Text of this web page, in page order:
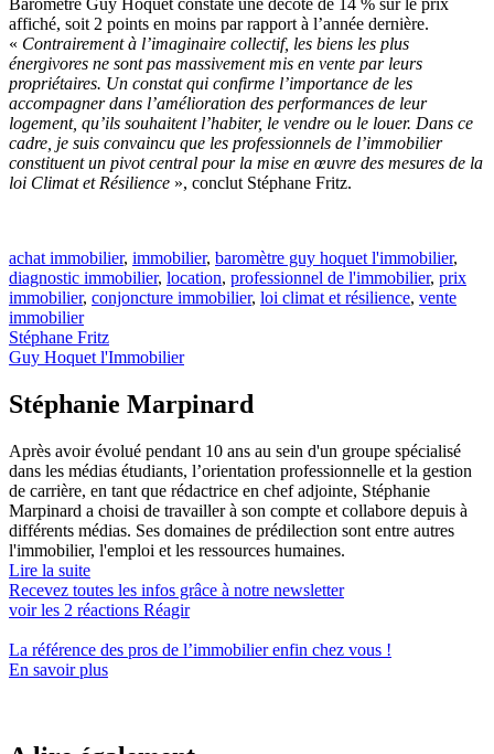
affiché, soit 2 points en moins par rapport à l’année dernière.
« Contrairement à l’imaginaire collectif, les biens les plus
énergivores ne sont pas massivement mis en vente par leurs
propriétaires. Un constat qui confirme l’importance de les
accompagner dans l’amélioration des performances de leur
logement, qu’ils souhaitent l’habiter, le vendre ou le louer. Dans ce
cadre, je suis convaincu que les professionnels de l’immobilier
constituent un pivot central pour la mise en œuvre des mesures de la
loi Climat et Résilience », conclut Stéphane Fritz.
achat immobilier, immobilier, baromètre guy hoquet l'immobilier,
diagnostic immobilier, location, professionnel de l'immobilier, prix
immobilier, conjoncture immobilier, loi climat et résilience, vente
immobilier
Stéphane Fritz
Guy Hoquet l'Immobilier
Stéphanie Marpinard
Après avoir évolué pendant 10 ans au sein d'un groupe spécialisé
dans les médias étudiants, l’orientation professionnelle et la gestion
de carrière, en tant que rédactrice en chef adjointe, Stéphanie
Marpinard a choisi de travailler à son compte et collabore depuis à
différents médias. Ses domaines de prédilection sont entre autres
l'immobilier, l'emploi et les ressources humaines.
Lire la suite
Recevez toutes les infos grâce à notre newsletter
voir les 2 réactions Réagir
La référence des pros de l’immobilierenfin chez vous !
En savoir plus